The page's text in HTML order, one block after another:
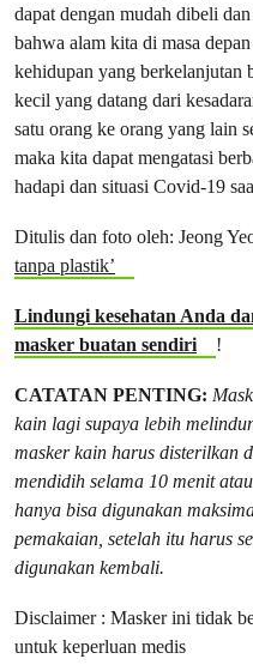
dapat dengan mudah dibeli
bahwa alam kita di masa
kehidupan yang
kecil yang datang dari
satu orang ke orang yang lain
maka kita dapat mengatasi
hadapi dan situasi Covid-19
Ditulis dan foto oleh: Jeong
tanpa plastik’
Lindungi kesehatan Anda
masker buatan sendiri
!
CATATAN PENTING:
kain lagi supaya lebih
masker kain harus disterilkan
mendidih selama 10 menit
hanya bisa digunakan
pemakaian, setelah itu harus
digunakan kembali.
Disclaimer : Masker ini tidak
untuk keperluan medis